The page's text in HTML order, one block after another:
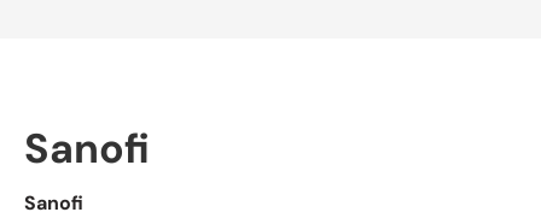
Sanofi
Sanofi